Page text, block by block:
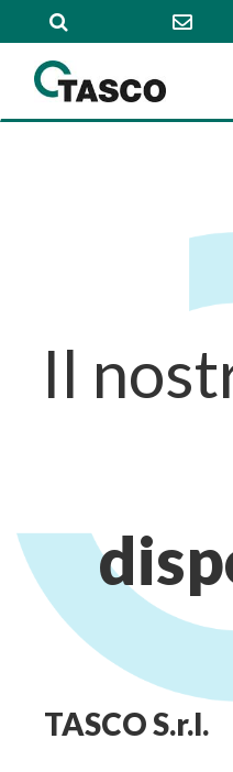
Il
TASCO S.r.l.